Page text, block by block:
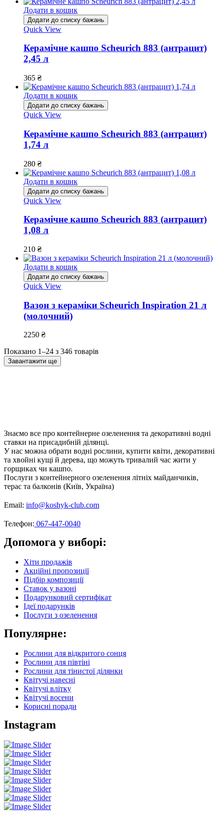
Додати в кошик
Додати до списку бажань
Quick View
Керамічне кашпо Scheurich 883 (антрацит)
2,45 л
365 ₴
Додати в кошик
Додати до списку бажань
Quick View
Керамічне кашпо Scheurich 883 (антрацит)
1,74 л
280 ₴
Додати в кошик
Додати до списку бажань
Quick View
Керамічне кашпо Scheurich 883 (антрацит)
1,08 л
210 ₴
Додати в кошик
Додати до списку бажань
Quick View
Вазон з кераміки Scheurich Inspiration 21 л
(молочний)
2250 ₴
Показано 1–24 з 346 товарів
Завантажити ще
Знаємо все про контейнерне озеленення та декоративні водні
ставки на присадибній ділянці.
У нас можна обрати водні рослини, купити квіти, декоративні
та хвойні кущі й дерева, що можуть тривалий час жити у
горщиках чи кашпо.
Послуги з контейнерного озеленення літніх майданчиків,
терас та балконів (Київ, Україна)
Email: info@koshyk-club.com
Телефон: 067-447-0040
Допомога у виборі:
Хіти продажів
Акційні пропозиції
Підбір композиції
Ставок у вазоні
Подарунковий сертифікат
Ідеї подарунків
Послуги з озеленення
Популярне:
Рослини для відкритого сонця
Рослини для півтіні
Рослини для тінистої ділянки
Квітучі навесні
Квітучі влітку
Квітучі восени
Корисні поради
Instagram